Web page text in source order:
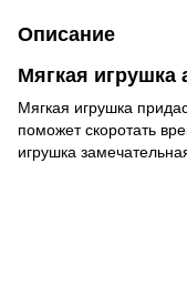
Описание
Мягкая игрушка
Мягкая игрушка
поможет скоротать
игрушка